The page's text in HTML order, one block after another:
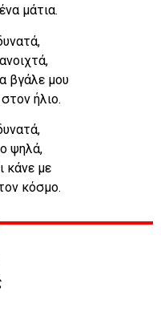
μάτια.
βγάλε μου
ήλιο.
ψηλά,
κάνε με
κόσμο.